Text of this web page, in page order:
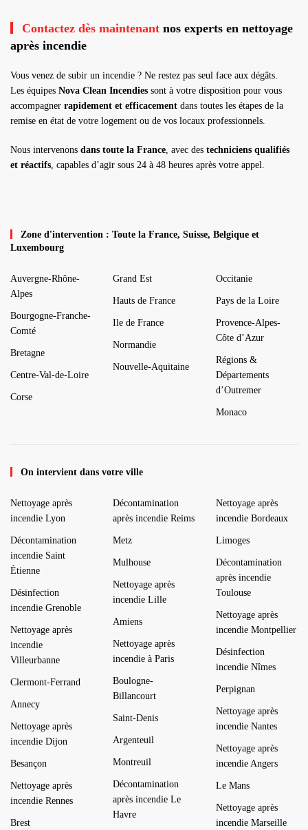
Contactez dès maintenant nos experts en nettoyage
après incendie
Vous venez de subir un incendie ? Ne restez pas seul face aux dégâts.
Les équipes Nova Clean Incendies sont à votre disposition pour vous
accompagner rapidement et efficacement dans toutes les étapes de la
remise en état de votre logement ou de vos locaux professionnels.
Nous intervenons dans toute la France , avec des techniciens qualifiés
et réactifs , capables d’agir sous 24 à 48 heures après votre appel.
Zone d'intervention : Toute la France, Suisse, Belgique et
Luxembourg
Auvergne-Rhône-
Alpes
Bourgogne-Franche-
Comté
Bretagne
Centre-Val-de-Loire
Corse
Grand Est
Hauts de France
Ile de France
Normandie
Nouvelle-Aquitaine
Occitanie
Pays de la Loire
Provence-Alpes-
Côte d’Azur
Régions &
Départements
d’Outremer
Monaco
On intervient dans votre ville
Nettoyage après
incendie Lyon
Décontamination
incendie Saint
Étienne
Désinfection
incendie Grenoble
Nettoyage après
incendie
Villeurbanne
Clermont-Ferrand
Annecy
Nettoyage après
incendie Dijon
Besançon
Nettoyage après
incendie Rennes
Brest
Décontamination
après incendie Reims
Metz
Mulhouse
Nettoyage après
incendie Lille
Amiens
Nettoyage après
incendie à Paris
Boulogne-
Billancourt
Saint-Denis
Argenteuil
Montreuil
Décontamination
après incendie Le
Havre
Nettoyage après
incendie Bordeaux
Limoges
Décontamination
après incendie
Toulouse
Nettoyage après
incendie Montpellier
Désinfection
incendie Nîmes
Perpignan
Nettoyage après
incendie Nantes
Nettoyage après
incendie Angers
Le Mans
Nettoyage après
incendie Marseille